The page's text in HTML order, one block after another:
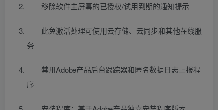
移除软件主屏幕的已授权/试用到期的通知提示
此免激活处理可使用云存储、云同步和其他在线服
务
禁用Adobe产品后台跟踪器和匿名数据日志上报程
序